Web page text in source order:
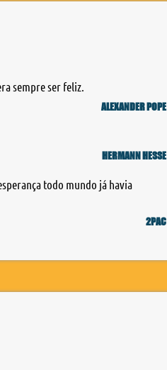
sempre ser feliz.
ALEXANDER POPE
HERMANN HESSE
todo mundo já havia
2PAC